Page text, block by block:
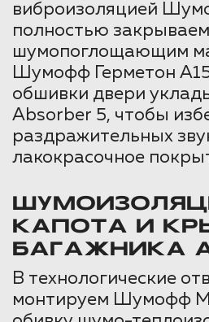
виброизоляцией
полностью закрываем
шумопоглощающим
Шумофф Герметон
обшивки двери
Absorber 5, чтобы
раздражительных
лакокрасочное
КАПОТА И
БАГАЖНИКА
В технологические
монтируем Шумофф